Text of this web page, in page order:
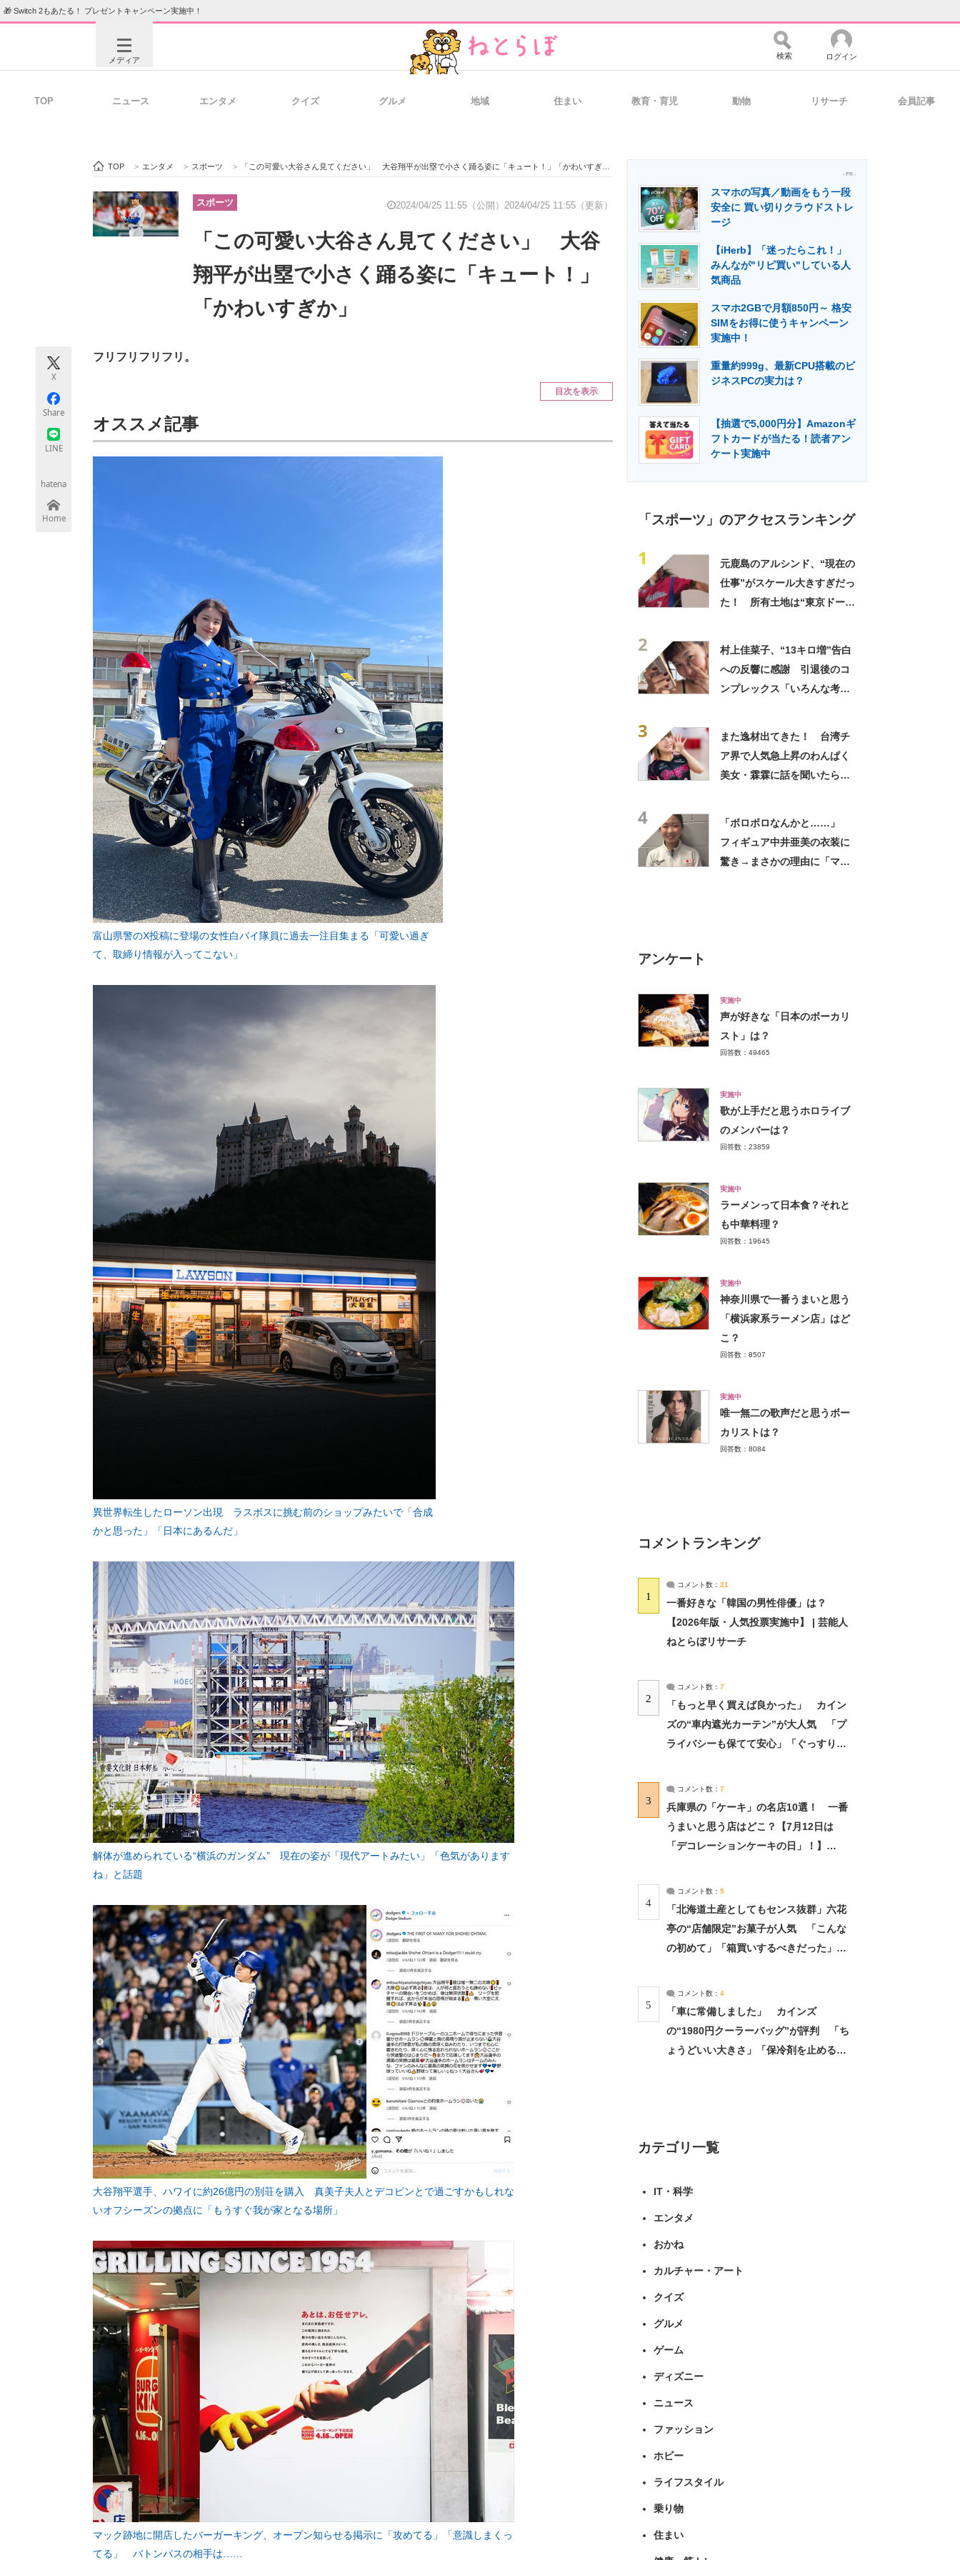
🎁 Switch 2もあたる！ プレゼントキャンペーン実施中！
メディア
ビジネスと働き方のヒント 経営リーダーのコミュニティ マーケ×ITの今がよく分かる
ITエンジニア向け専門サイト 企業向けIT製品の総合サイト 製造業のIT導入・活用を支援
エネルギーの専門メディア 建設×テクノロジーの最前線
検索 ログイン
TOP ニュース エンタメ クイズ グルメ 地域 住まい 教育・育児 動物 リサーチ 会員記事
TOP > エンタメ > スポーツ > 「この可愛い大谷さん見てください」 大谷翔平が出塁で小さく踊る姿に「キュート！」「かわいすぎか」
スポーツ 2024/04/25 11:55（公開） 2024/04/25 11:55（更新）
「この可愛い大谷さん見てください」 大谷
翔平が出塁で小さく踊る姿に「キュート！」
「かわいすぎか」
X
Share
LINE
hatena
Home
フリフリフリフリ。
目次を表示
オススメ記事
富山県警のX投稿に登場の女性白バイ隊員に過去一注目集まる「可愛い過ぎ
て、取締り情報が入ってこない」
異世界転生したローソン出現 ラスボスに挑む前のショップみたいで「合成
かと思った」「日本にあるんだ」
解体が進められている“横浜のガンダム” 現在の姿が「現代アートみたい」「色気があります
ね」と話題
大谷翔平選手、ハワイに約26億円の別荘を購入 真美子夫人とデコピンとで過ごすかもしれな
いオフシーズンの拠点に「もうすぐ我が家となる場所」
マック跡地に開店したバーガーキング、オープン知らせる掲示に「攻めてる」「意識しまくっ
てる」 バトンパスの相手は……
- PR -
スマホの写真／動画をもう一段
安全に 買い切りクラウドストレ
ージ
【iHerb】「迷ったらこれ！」
みんなが"リピ買い"している人
気商品
スマホ2GBで月額850円～ 格安
SIMをお得に使うキャンペーン
実施中！
重量約999g、最新CPU搭載のビ
ジネスPCの実力は？
【抽選で5,000円分】Amazonギ
フトカードが当たる！読者アン
ケート実施中
「スポーツ」のアクセスランキング
1
元鹿島のアルシンド、“現在の
仕事”がスケール大きすぎだっ
た！ 所有土地は“東京ドーム
2
村上佳菜子、“13キロ増”告白
への反響に感謝 引退後のコ
ンプレックス「いろんな考え
3
また逸材出てきた！ 台湾チ
ア界で人気急上昇のわんぱく
美女・霖霖に話を聞いたら納
4
「ボロボロなんかと……」
フィギュア中井亜美の衣装に
驚き→まさかの理由に「マジ
アンケート
実施中
声が好きな「日本のボーカリ
スト」は？
回答数：49465
実施中
歌が上手だと思うホロライブ
のメンバーは？
回答数：23859
実施中
ラーメンって日本食？それと
も中華料理？
回答数：19645
実施中
神奈川県で一番うまいと思う
「横浜家系ラーメン店」はど
こ？
回答数：8507
実施中
唯一無二の歌声だと思うボー
カリストは？
回答数：8084
コメントランキング
1
コメント数： 21
一番好きな「韓国の男性俳優」は？
【2026年版・人気投票実施中】 | 芸能人
ねとらぼリサーチ
2
コメント数： 7
「もっと早く買えば良かった」 カイン
ズの“車内遮光カーテン”が大人気 「プ
ライバシーも保てて安心」「ぐっすり眠
3
コメント数： 7
兵庫県の「ケーキ」の名店10選！ 一番
うまいと思う店はどこ？【7月12日は
「デコレーションケーキの日」！】
4
コメント数： 5
「北海道土産としてもセンス抜群」六花
亭の“店舗限定”お菓子が人気 「こんな
の初めて」「箱買いするべきだった」
5
コメント数： 4
「車に常備しました」 カインズ
の“1980円クーラーバッグ”が評判 「ち
ょうどいい大きさ」「保冷剤を止めるベ
カテゴリ一覧
IT・科学
エンタメ
おかね
カルチャー・アート
クイズ
グルメ
ゲーム
ディズニー
ニュース
ファッション
ホビー
ライフスタイル
乗り物
住まい